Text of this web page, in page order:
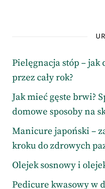
Pielęgnacja stóp – jak
przez cały rok?
Jak mieć gęste brwi?
domowe sposoby na
Manicure japoński –
kroku do zdrowych
Olejek sosnowy i
Pedicure kwasowy w